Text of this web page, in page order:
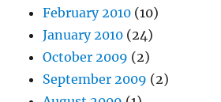
February 2010 (10)
January 2010 (24)
October 2009 (2)
September 2009 (2)